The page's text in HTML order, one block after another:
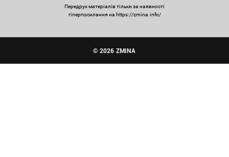
Передрук матеріалів тільки за наявності
гіперпосилання на https://zmina.info/
© 2026 ZMINA